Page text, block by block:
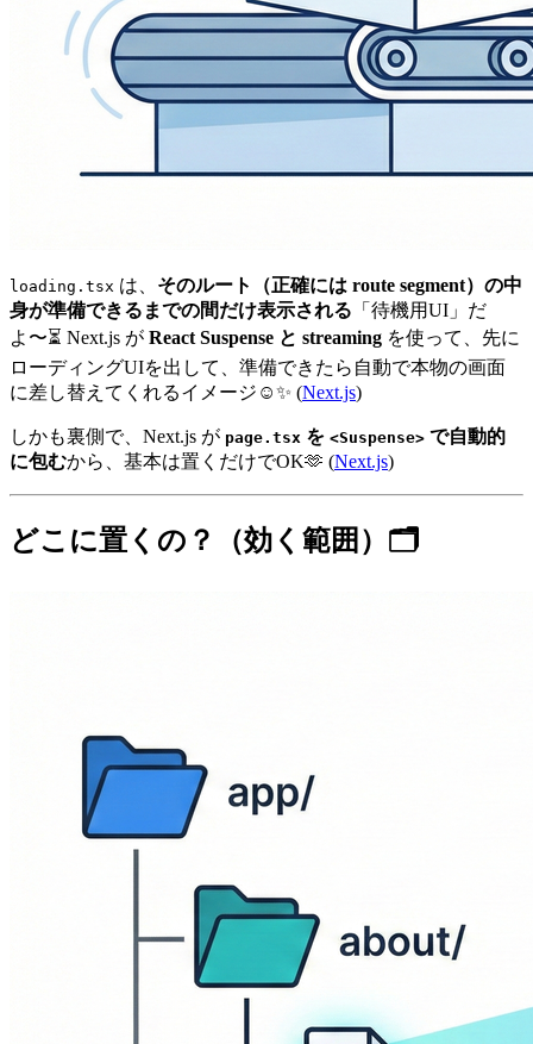
loading.tsx は、 そのルート（正確には route segment）の中
身が準備できるまでの間だけ表示される 「待機用UI」だ
よ〜⏳ Next.js が React Suspense と streaming を使って、先に
ローディングUIを出して、準備できたら自動で本物の画面
に差し替えてくれるイメージ☺️✨ (Next.js)
しかも裏側で、Next.js が page.tsx を <Suspense> で自動的
に包むから、基本は置くだけでOK🫶 (Next.js)
どこに置くの？（効く範囲）🗂️